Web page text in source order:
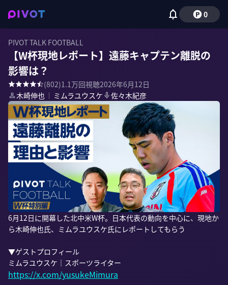
0
PIVOT TALK FOOTBALL
【W杯現地レポート】遠藤キャプテン離脱の
影響は？
(802)1.1万回視聴2026年6月12日
木崎伸也 ｜ ミムラユウスケ 佐々木紀彦
6月12日に開幕した北中米W杯。日本代表の動向を中心に、現地か
ら木崎伸也氏、ミムラユウスケ氏にレポートしてもらう
▼ゲストプロフィール
https://x.com/yusukeMimura